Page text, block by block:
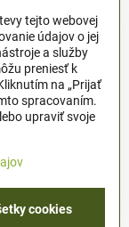
Regulation
tejto webovej
údajov o jej
a služby
preniesť k
na „Prijať
spracovaním.
upraviť svoje
cookies